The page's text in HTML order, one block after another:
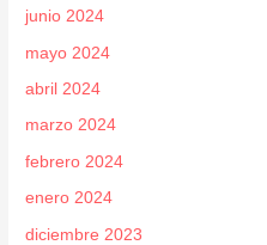
junio 2024
mayo 2024
abril 2024
marzo 2024
febrero 2024
enero 2024
diciembre 2023